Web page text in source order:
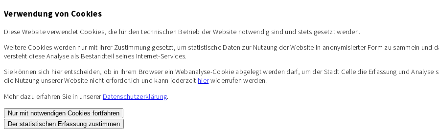
Verwendung von Cookies
Diese Website verwendet Cookies, die für den technischen Betrieb der Website notwendig sind und stets gesetzt werden.
Weitere Cookies werden nur mit Ihrer Zustimmung gesetzt, um statistische Daten zur Nutzung der Website in anonymisierter Form zu sammeln und
versteht diese Analyse als Bestandteil seines Internet-Services.
Sie können sich hier entscheiden, ob in Ihrem Browser ein Webanalyse-Cookie abgelegt werden darf, um der Stadt Celle die Erfassung und
die Nutzung unserer Website nicht erforderlich und kann jederzeit hierwiderrufen werden.
Mehr dazu erfahren Sie in unserer Datenschutzerklärung.
Nur mit notwendigen Cookies fortfahren
Der statistischen Erfassung zustimmen